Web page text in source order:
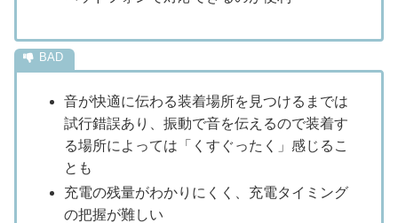
音が快適に伝わる装着場所を見つけるまでは
試行錯誤あり、振動で音を伝えるので装着す
る場所によっては「くすぐったく」感じるこ
とも
充電の残量がわかりにくく、充電タイミング
の把握が難しい